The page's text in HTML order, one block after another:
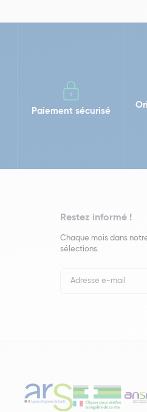
Paiement sécurisé
Restez informé !
Chaque mois dans
sélections.
Newsletter